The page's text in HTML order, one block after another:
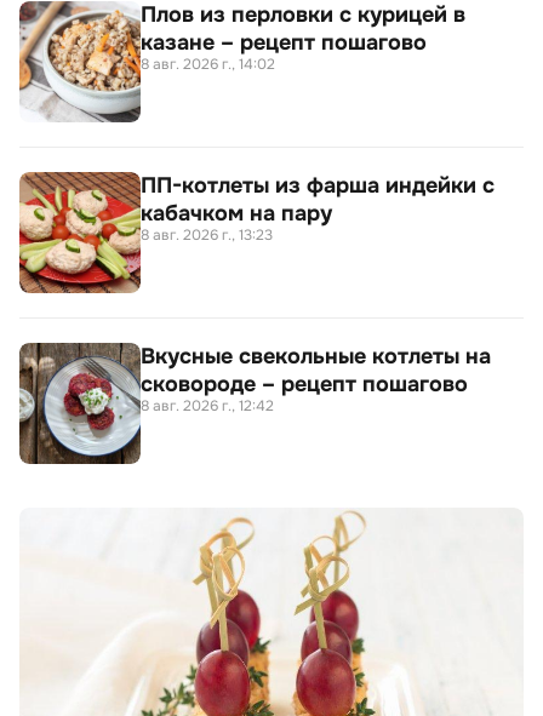
Плов из перловки с курицей в
казане – рецепт пошагово
8 авг. 2026 г., 14:02
ПП-котлеты из фарша индейки с
кабачком на пару
8 авг. 2026 г., 13:23
Вкусные свекольные котлеты на
сковороде – рецепт пошагово
8 авг. 2026 г., 12:42